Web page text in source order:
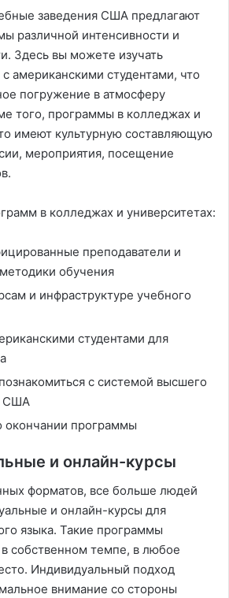
заведения США предлагают
различной интенсивности и
Здесь вы можете изучать
американскими студентами, что
погружение в атмосферу
того, программы в колледжах и
имеют культурную составляющую
мероприятия, посещение
в колледжах и университетах:
преподаватели и
обучения
и инфраструктуре учебного
студентами для
с системой высшего
США
окончании программы
и онлайн-курсы
форматов, все больше людей
и онлайн-курсы для
языка. Такие программы
в собственном темпе, в любое
Индивидуальный подход
внимание со стороны